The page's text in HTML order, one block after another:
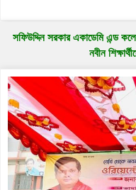
সফিউদ্দিন সরকার একাডেমি এন্ড
নবীন